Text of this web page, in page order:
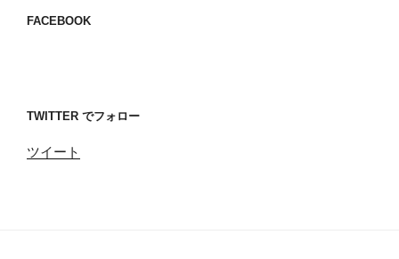
FACEBOOK
TWITTER でフォロー
ツイート